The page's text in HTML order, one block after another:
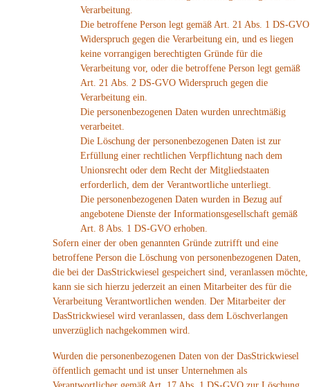
Verarbeitung.
Die betroffene Person legt gemäß Art. 21 Abs. 1 DS-GVO
Widerspruch gegen die Verarbeitung ein, und es liegen
keine vorrangigen berechtigten Gründe für die
Verarbeitung vor, oder die betroffene Person legt gemäß
Art. 21 Abs. 2 DS-GVO Widerspruch gegen die
Verarbeitung ein.
Die personenbezogenen Daten wurden unrechtmäßig
verarbeitet.
Die Löschung der personenbezogenen Daten ist zur
Erfüllung einer rechtlichen Verpflichtung nach dem
Unionsrecht oder dem Recht der Mitgliedstaaten
erforderlich, dem der Verantwortliche unterliegt.
Die personenbezogenen Daten wurden in Bezug auf
angebotene Dienste der Informationsgesellschaft gemäß
Art. 8 Abs. 1 DS-GVO erhoben.
Sofern einer der oben genannten Gründe zutrifft und eine
betroffene Person die Löschung von personenbezogenen Daten,
die bei der DasStrickwiesel gespeichert sind, veranlassen möchte,
kann sie sich hierzu jederzeit an einen Mitarbeiter des für die
Verarbeitung Verantwortlichen wenden. Der Mitarbeiter der
DasStrickwiesel wird veranlassen, dass dem Löschverlangen
unverzüglich nachgekommen wird.
Wurden die personenbezogenen Daten von der DasStrickwiesel
öffentlich gemacht und ist unser Unternehmen als